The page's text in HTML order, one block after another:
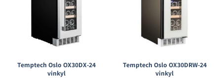
Temptech Oslo OX30DX-24
vinkyl
Temptech Oslo OX30DRW-24
vinkyl